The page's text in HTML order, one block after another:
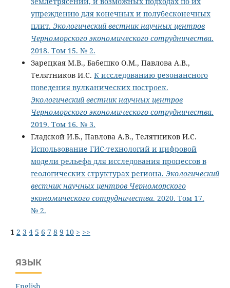
упреждению для конечных и полубесконечных
плит. Экологический вестник научных центров
Черноморского экономического сотрудничества.
2018. Том 15. № 2.
Зарецкая М.В., Бабешко О.М., Павлова А.В.,
Телятников И.С. К исследованию резонансного
поведения вулканических построек.
Экологический вестник научных центров
Черноморского экономического сотрудничества.
2019. Том 16. № 3.
Гладской И.Б., Павлова А.В., Телятников И.С.
Использование ГИС-технологий и цифровой
модели рельефа для исследования процессов в
геологических структурах региона. Экологический
вестник научных центров Черноморского
экономического сотрудничества. 2020. Том 17.
№ 2.
1 2 3 4 5 6 7 8 9 10 > >>
ЯЗЫК